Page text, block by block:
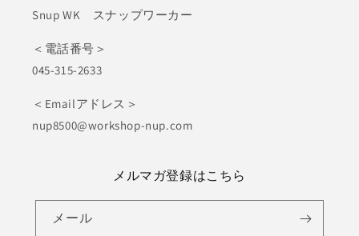
Snup WK スナップワーカー
＜電話番号＞
045-315-2633
＜Emailアドレス＞
nup8500@workshop-nup.com
メルマガ登録はこちら
メール